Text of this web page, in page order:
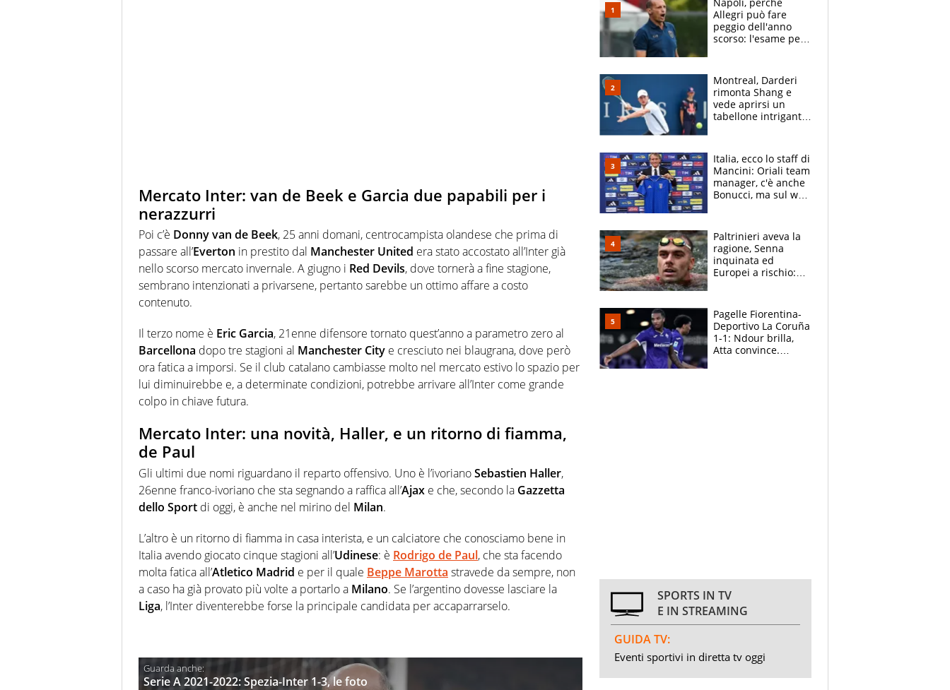
Mercato Inter: van de Beek e Garcia due papabili per i
nerazzurri
Poi c’è Donny van de Beek, 25 anni domani, centrocampista olandese che prima di
passare all’Everton in prestito dal Manchester United era stato accostato all’Inter già
nello scorso mercato invernale. A giugno i Red Devils, dove tornerà a fine stagione,
sembrano intenzionati a privarsene, pertanto sarebbe un ottimo affare a costo
contenuto.
Il terzo nome è Eric Garcia, 21enne difensore tornato quest’anno a parametro zero al
Barcellona dopo tre stagioni al Manchester City e cresciuto nei blaugrana, dove però
ora fatica a imporsi. Se il club catalano cambiasse molto nel mercato estivo lo spazio per
lui diminuirebbe e, a determinate condizioni, potrebbe arrivare all’Inter come grande
colpo in chiave futura.
Mercato Inter: una novità, Haller, e un ritorno di fiamma,
de Paul
Gli ultimi due nomi riguardano il reparto offensivo. Uno è l’ivorianoSebastien Haller,
26enne franco-ivoriano che sta segnando a raffica all’Ajax e che, secondo la Gazzetta
dello Sport di oggi, è anche nel mirino del Milan.
L’altro è un ritorno di fiamma in casa interista, e un calciatore che conosciamo bene in
Italia avendo giocato cinque stagioni all’Udinese: è Rodrigo de Paul, che sta facendo
molta fatica all’Atletico Madrid e per il quale Beppe Marotta stravede da sempre, non
a caso ha già provato più volte a portarlo a Milano. Se l’argentino dovesse lasciare la
Liga, l’Inter diventerebbe forse la principale candidata per accaparrarselo.
Serie A 2021-2022: Spezia-Inter 1-3, le foto
Napoli, perchè
Allegri può fare
peggio dell'anno
scorso: l'esame per
Monopoly
Montreal, Darderi
rimonta Shang e
vede aprirsi un
tabellone intrigante:
felice del mio livello"
Italia, ecco lo staff di
Mancini: Oriali team
manager, c'è anche
Bonucci, ma sul web
Paltrinieri aveva la
ragione, Senna
inquinata ed
Europei a rischio:
adesso
Pagelle Fiorentina-
Deportivo La Coruña
1-1: Ndour brilla,
Atta convince.
SPORTS IN TV
E IN STREAMING
GUIDA TV:
Eventi sportivi in diretta tv oggi